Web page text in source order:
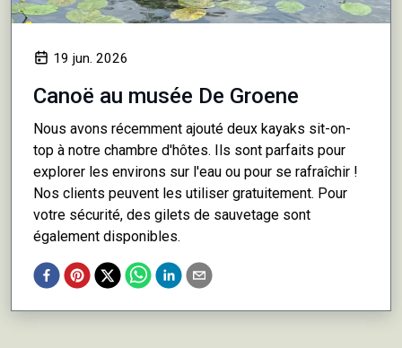
19 jun. 2026
Canoë au musée De Groene
Nous avons récemment ajouté deux kayaks sit-on-
top à notre chambre d'hôtes. Ils sont parfaits pour
explorer les environs sur l'eau ou pour se rafraîchir !
Nos clients peuvent les utiliser gratuitement. Pour
votre sécurité, des gilets de sauvetage sont
également disponibles.